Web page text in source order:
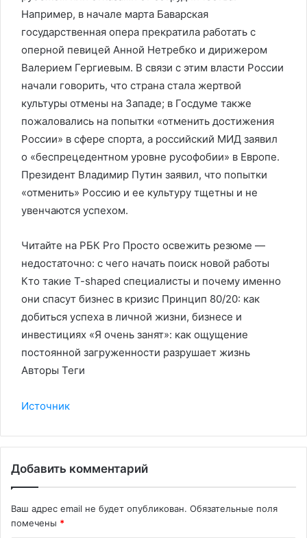
Например, в начале марта Баварская
государственная опера прекратила работать с
оперной певицей Анной Нетребко и дирижером
Валерием Гергиевым. В связи с этим власти России
начали говорить, что страна стала жертвой
культуры отмены на Западе; в Госдуме также
пожаловались на попытки «отменить достижения
России» в сфере спорта, а российский МИД заявил
о «беспрецедентном уровне русофобии» в Европе.
Президент Владимир Путин заявил, что попытки
«отменить» Россию и ее культуру тщетны и не
увенчаются успехом.
Читайте на РБК Pro Просто освежить резюме —
недостаточно: с чего начать поиск новой работы
Кто такие T-shaped специалисты и почему именно
они спасут бизнес в кризис Принцип 80/20: как
добиться успеха в личной жизни, бизнесе и
инвестициях «Я очень занят»: как ощущение
постоянной загруженности разрушает жизнь
Авторы Теги
Источник
Добавить комментарий
Ваш адрес email не будет опубликован. Обязательные поля
помечены *